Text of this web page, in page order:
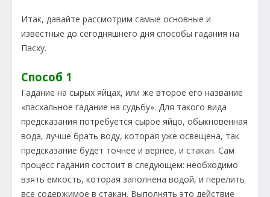
Итак, давайте рассмотрим самые основные и
известные до сегодняшнего дня способы гадания на
Пасху.
Способ 1
Гадание на сырых яйцах, или же второе его название
«пасхальное гадание на судьбу». Для такого вида
предсказания потребуется сырое яйцо, обыкновенная
вода, лучше брать воду, которая уже освещена, так
предсказание будет точнее и вернее, и стакан. Сам
процесс гадания состоит в следующем: необходимо
взять емкость, которая заполнена водой, и перелить
все содержимое в стакан. Выполнять это действие